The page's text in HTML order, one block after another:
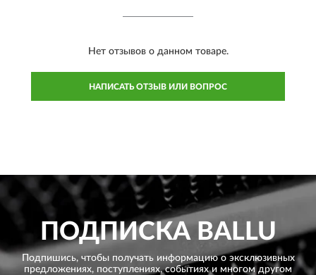
Нет отзывов о данном товаре.
НАПИСАТЬ ОТЗЫВ ИЛИ ВОПРОС
ПОДПИСКАBALLU
Подпишись, чтобы получать информацию о эксклюзивных
предложениях, поступлениях, событиях и многом другом